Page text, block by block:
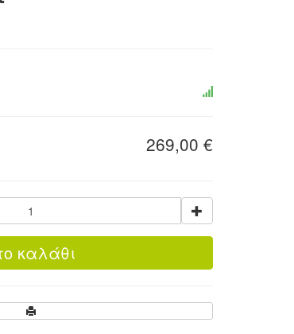
269,00 €